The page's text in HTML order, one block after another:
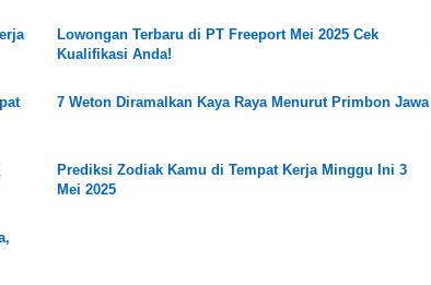
Lowongan Terbaru di PT Freeport Mei 2025 Cek
Kualifikasi Anda!
7 Weton Diramalkan Kaya Raya Menurut Primbon Jawa
Prediksi Zodiak Kamu di Tempat Kerja Minggu Ini 3
Mei 2025